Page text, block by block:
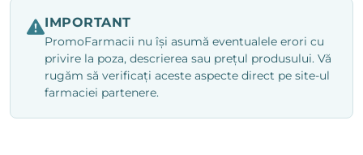
IMPORTANT
PromoFarmacii nu își asumă eventualele erori cu
privire la poza, descrierea sau prețul produsului. Vă
rugăm să verificați aceste aspecte direct pe site-ul
farmaciei partenere.